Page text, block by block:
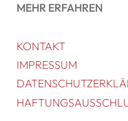
MEHR ERFAHREN
KONTAKT
IMPRESSUM